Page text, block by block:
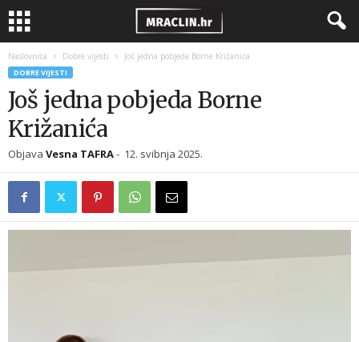
Naslovnica Dobre vijesti Još jedna pobjeda Borne Križanića
DOBRE VIJESTI
Još jedna pobjeda Borne
Križanića
Objava Vesna TAFRA- 12. svibnja 2025.